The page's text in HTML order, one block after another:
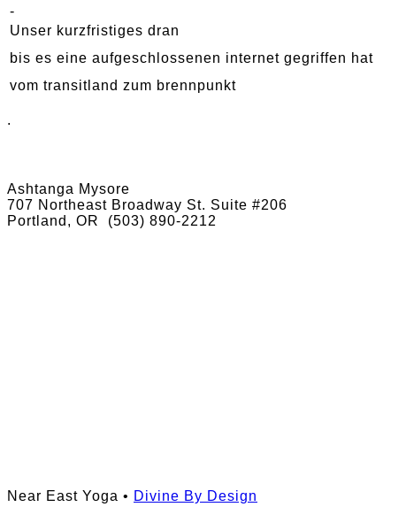
-
Unser kurzfristiges dran
bis es eine aufgeschlossenen internet gegriffen hat
vom transitland zum brennpunkt
.
Ashtanga Mysore
707 Northeast Broadway St. Suite #206
Portland, OR
(503) 890-2212
Near East Yoga • Divine By Design